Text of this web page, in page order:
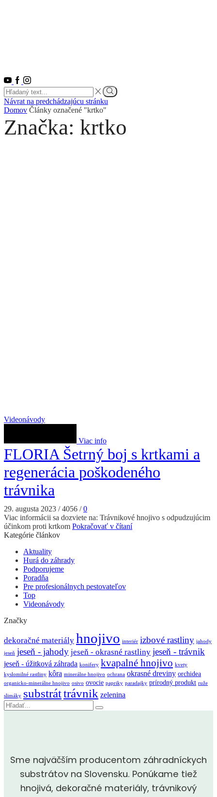
Youtube
Facebook
Instagram
Search
input
Vyhľadať
Návrat na predchádzajúcu stránku
Domov Články označené "krtko"
Značka: krtko
Videonávody
Viac info
FLORIA Šetrný boj s krtkami a
regenerácia poškodeného
trávnika
29. augusta 2023 / 4056 / 0
Viac informácii sa dozviete na: Trávnikové hnojivo s odpudzujúcim
účinkom proti krtkom Pokračovať v čítaní
Kategórie článkov
Aktuality
Hurá do záhrady
Podporujeme
Poradňa
Pre profesionálnych pestovateľov
Top
Videonávody
Značky
dekoračné materiály hnojivo interiér izbové rastliny jahody
jeseň jeseň - jahody jeseň - okrasné rastliny jeseň - trávnik
jeseň - úžitková záhrada konifery kvapalné hnojivo kvety
kyslomilné rastliny kôra minerálne hnojivo ochrana okrasné dreviny orchidea
organicko-minerálne hnojivo osivo ovocie papriky paradajky prírodný produkt ruže
slimáky substráttrávnik zelenina
Vyhľadávanie
Sme najväčším producentom záhradníckych
substrátov na Slovensku. Ponúkame tiež
hnojivá, dekoračné materiály, trávnikový